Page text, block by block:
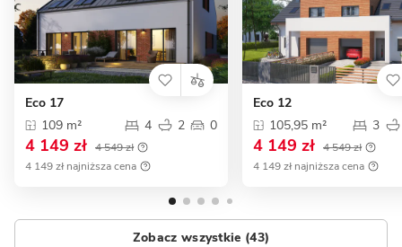
Eco 17
109 m²
4 2 0
4 149 zł 4 549 zł
4 149 zł najniższa cena
Eco 12
105,95 m²
3
4 149 zł 4 549 zł
4 149 zł najniższa cena
Zobacz wszystkie (43)